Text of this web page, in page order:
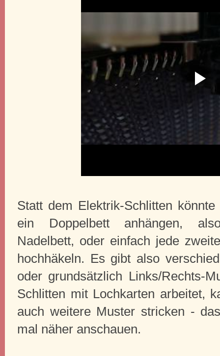
Statt dem Elektrik-Schlitten
ein Doppelbett anhängen,
Nadelbett, oder einfach jede
hochhäkeln. Es gibt also
oder grundsätzlich Links/Rechts-
Schlitten mit Lochkarten arbeitet,
auch weitere Muster stricken -
mal näher anschauen.